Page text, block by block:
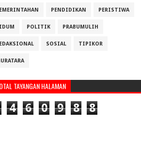
PENDIDIKAN PERISTIWA
POLITIK PRABUMULIH
SOSIAL TIPIKOR
TAYANGAN HALAMAN
4 6 0 9 8 8